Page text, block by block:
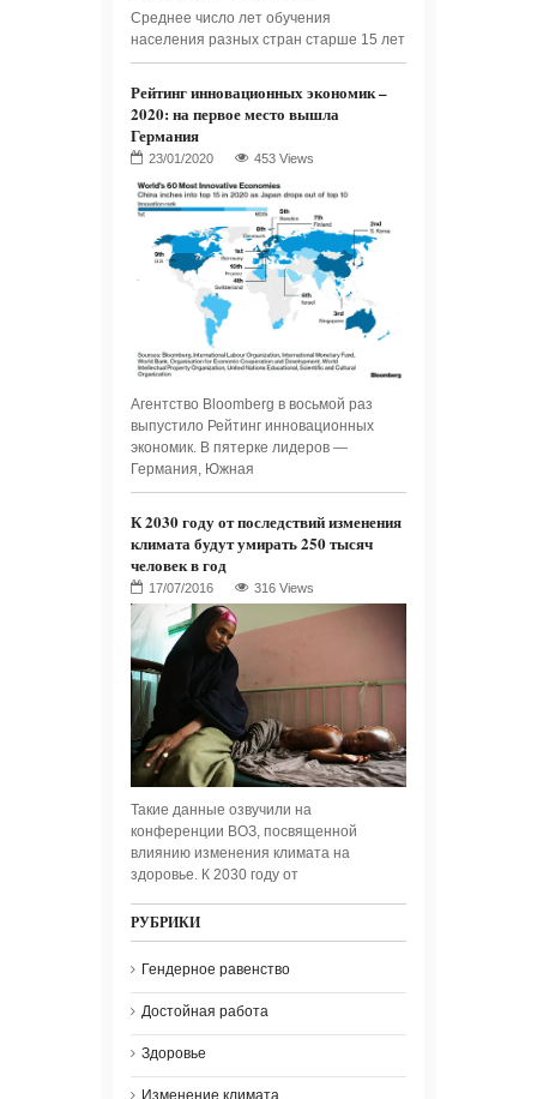
Среднее число лет обучения
населения разных стран старше 15 лет
Рейтинг инновационных экономик –
2020: на первое место вышла
Германия
453 Views
Агентство Bloomberg в восьмой раз
выпустило Рейтинг инновационных
экономик. В пятерке лидеров —
Германия, Южная
К 2030 году от последствий изменения
климата будут умирать 250 тысяч
человек в год
316 Views
Такие данные озвучили на
конференции ВОЗ, посвященной
влиянию изменения климата на
здоровье. К 2030 году от
РУБРИКИ
Гендерное равенство
Достойная работа
Здоровье